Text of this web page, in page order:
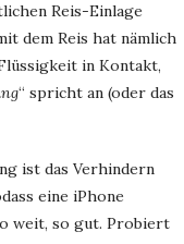
Reis-Einlage
dem Reis hat nämlich
in Kontakt,
“ spricht an (oder das
ist das Verhindern
eine iPhone
weit, so gut. Probiert